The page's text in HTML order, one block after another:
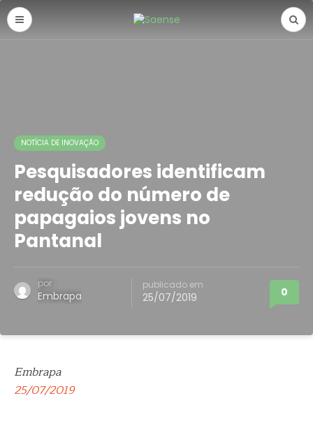
NOTÍCIA DE INOVAÇÃO
Pesquisadores identificam
redução do número de
papagaios jovens no
Pantanal
por
Embrapa
publicado em
25/07/2019 0
Embrapa
25/07/2019